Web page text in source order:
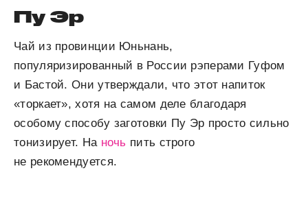
Пу Эр
Чай из провинции Юньнань,
популяризированный в России рэперами Гуфом
и Бастой. Они утверждали, что этот напиток
«торкает», хотя на самом деле благодаря
особому способу заготовки Пу Эр просто сильно
тонизирует. На ночь пить строго
не рекомендуется.